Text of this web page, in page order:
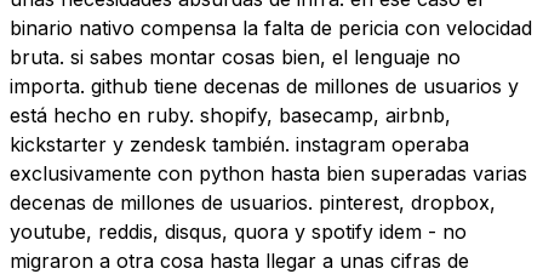
binario nativo compensa la falta de pericia con velocidad
bruta. si sabes montar cosas bien, el lenguaje no
importa. github tiene decenas de millones de usuarios y
está hecho en ruby. shopify, basecamp, airbnb,
kickstarter y zendesk también. instagram operaba
exclusivamente con python hasta bien superadas varias
decenas de millones de usuarios. pinterest, dropbox,
youtube, reddis, disqus, quora y spotify idem - no
migraron a otra cosa hasta llegar a unas cifras de